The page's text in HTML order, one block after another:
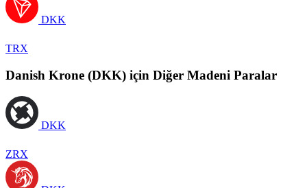
DKK
TRX
Danish Krone (DKK) için Diğer Madeni Paralar
DKK
ZRX